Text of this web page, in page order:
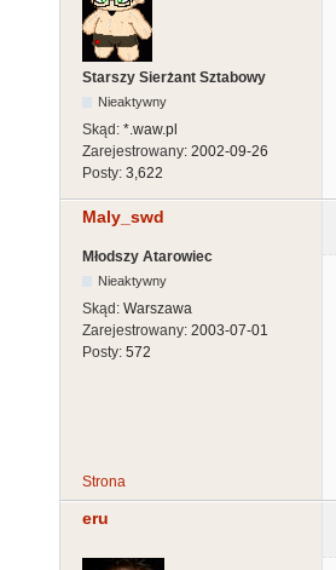
Starszy Sierżant Sztabowy
Nieaktywny
Skąd: *.waw.pl
Zarejestrowany: 2002-09-26
Posty: 3,622
Maly_swd
Młodszy Atarowiec
Nieaktywny
Skąd: Warszawa
Zarejestrowany: 2003-07-01
Posty: 572
Strona
eru